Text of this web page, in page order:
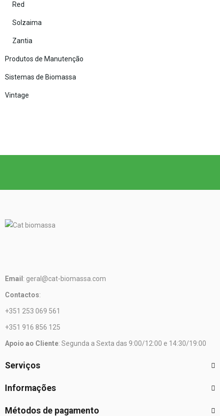
Red
Solzaima
Zantia
Produtos de Manutenção
Sistemas de Biomassa
Vintage
Email : geral@cat-biomassa.com
Contactos:
+351 253 069 561
+351 916 856 125
Apoio ao Cliente: Segunda a Sexta das 9:00/12:00 e 14:30/19:00
Serviços
Informações
Métodos de pagamento